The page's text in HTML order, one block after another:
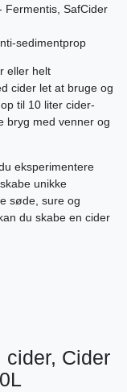
SafCider
sedimentprop
eller helt
cider let at bruge og
til 10 liter cider-
bryg med venner og
eksperimentere
unikke
søde, sure og
du skabe en cider
Cider